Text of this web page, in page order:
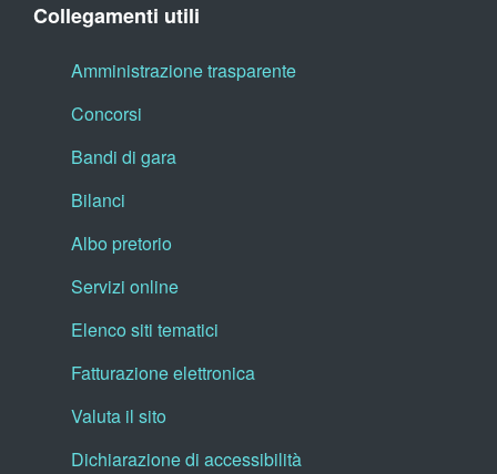
Collegamenti utili
Amministrazione trasparente
Concorsi
Bandi di gara
Bilanci
Albo pretorio
Servizi online
Elenco siti tematici
Fatturazione elettronica
Valuta il sito
Dichiarazione di accessibilità